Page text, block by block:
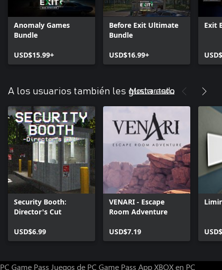
Anomaly Games
Bundle
USD$15.99+
Before Exit Ultimate
Bundle
USD$16.99+
Exit
A los usuarios también les gusta esto
Mostrar todo
Security Booth:
Director's Cut
USD$6.99
VENARI - Escape
Room Adventure
USD$7.19
PC Game Pass Juegos de PC Game Pass App XBOX en PC